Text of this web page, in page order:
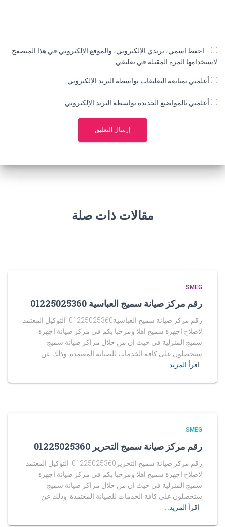
احفظ اسمي، بريدي الإلكتروني، والموقع الإلكتروني في هذا المتصفح
لاستخدامها المرة المقبلة في تعليقي.
أعلمني بمتابعة التعليقات بواسطة البريد الإلكتروني.
أعلمني بالمواضيع الجديدة بواسطة البريد الإلكتروني.
مقالات ذات صلة
SMEG
رقم مركز صيانة سميج العباسية 01225025360
رقم مركز صيانة سميج العباسية01225025360 التوكيل المعتمد
لاصلاح اجهزة سميج اهلا ومرحبا بكم فى مركز صيانة اجهزة
سميج المنزلية في حيث ان من خلال مراكز صيانة سميج
ستحصلون على كافة الخدمات للصيانة المعتمدة. وذلك عن
اقرأ المزيد…
SMEG
رقم مركز صيانة سميج التحرير 01225025360
رقم مركز صيانة سميج التحرير01225025360 التوكيل المعتمد
لاصلاح اجهزة سميج اهلا ومرحبا بكم فى مركز صيانة اجهزة
سميج المنزلية في حيث ان من خلال مراكز صيانة سميج
ستحصلون على كافة الخدمات للصيانة المعتمدة. وذلك عن
اقرأ المزيد…